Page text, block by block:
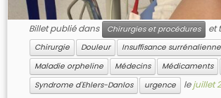
Billet publié dans Chirurgies et procédures et
Chirurgie Douleur
Insuffisance surrénalienne
Maladie orpheline
Médecins Médicaments
Syndrome d'Ehlers-Danlos
urgence lejuillet